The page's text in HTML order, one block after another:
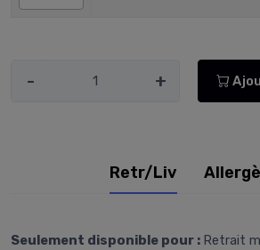
- +
Retr/Liv
Seulement disponible pour : Retrait